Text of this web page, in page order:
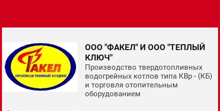
ООО "ФАКЕЛ" И ООО "ТЕПЛЫЙ
КЛЮЧ"
Производство твердотопливных
водогрейных котлов типа КВр - (КБ)
и торговля отопительным
оборудованием